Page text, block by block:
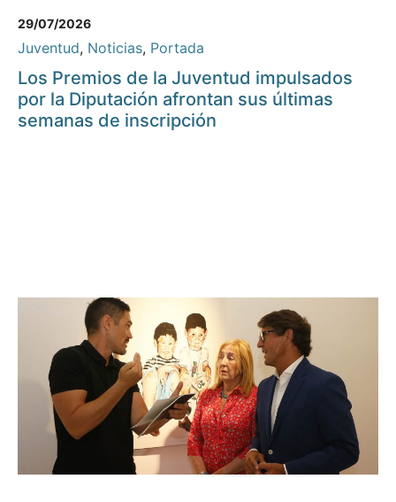
29/07/2026
Juventud, Noticias, Portada
Los Premios de la Juventud impulsados
por la Diputación afrontan sus últimas
semanas de inscripción